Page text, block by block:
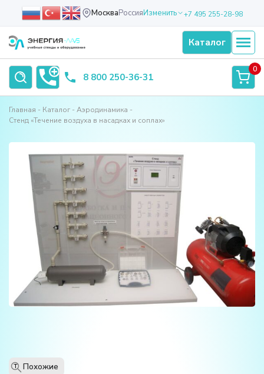
МоскваРоссияИзменить +7 495 255-28-98
Каталог
8 800 250-36-31
0
Главная Каталог
Аэродинамика
Стенд «Течение воздуха в насадках и соплах»
T Похожие